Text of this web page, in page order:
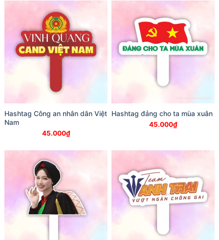
Hashtag Công an nhân dân Việt
Nam
45.000₫
Hashtag đảng cho ta mùa xuân
45.000₫